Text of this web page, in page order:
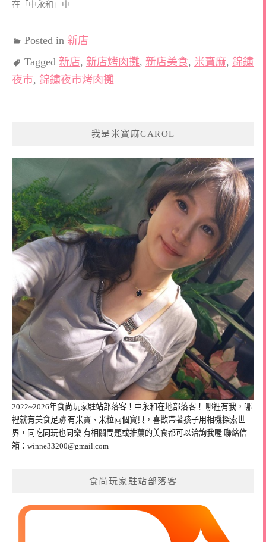
在「中永和」中
Posted in 新店
Tagged 新店, 新店烤肉攤, 新店美食, 米寶麻, 錦鏽
夜市, 錦鏽夜市烤肉攤
我是米寶麻CAROL
2022~2026年食尚玩家駐站部落客！中永和在地部落客！ 哪裡有我，哪
裡就有美食足跡 有米寶、米粒兩個寶貝，喜歡帶著孩子用相機探索世
界，同吃同玩也同樂 有相關問題或推薦的美食都可以洽詢我喔 聯絡信
箱： winne33200@gmail.com
食尚玩家駐站部落客